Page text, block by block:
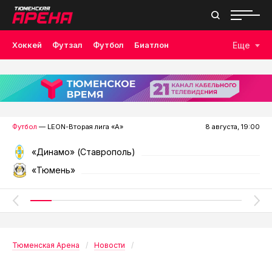
Хоккей Футзал Футбол Биатлон
Лыжные гонки Волейбол Плавание Дзюдо
Скалолазание Велоспорт Бокс
Еще
Футбол — LEON-Вторая лига «А» 8 августа, 19:00
«Динамо» (Ставрополь)
«Тюмень»
Тюменская Арена Новости